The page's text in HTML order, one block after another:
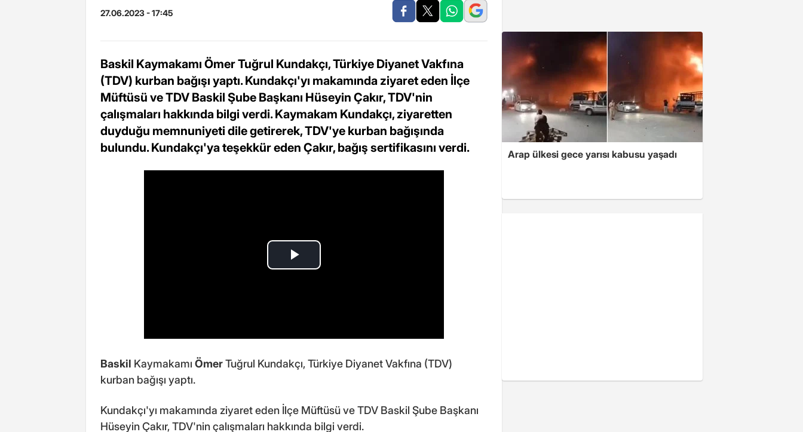
27.06.2023 - 17:45
Baskil Kaymakamı Ömer Tuğrul Kundakçı, Türkiye Diyanet Vakfına
(TDV) kurban bağışı yaptı. Kundakçı'yı makamında ziyaret eden İlçe
Müftüsü ve TDV Baskil Şube Başkanı Hüseyin Çakır, TDV'nin
çalışmaları hakkında bilgi verdi. Kaymakam Kundakçı, ziyaretten
duyduğu memnuniyeti dile getirerek, TDV'ye kurban bağışında
bulundu. Kundakçı'ya teşekkür eden Çakır, bağış sertifikasını verdi.
Baskil Kaymakamı ÖmerTuğrul Kundakçı, Türkiye Diyanet Vakfına (TDV)
kurban bağışı yaptı.
Kundakçı'yı makamında ziyaret eden İlçe Müftüsü ve TDV Baskil Şube Başkanı
Hüseyin Çakır, TDV'nin çalışmaları hakkında bilgi verdi.
Arap ülkesi gece yarısı kabusu yaşadı